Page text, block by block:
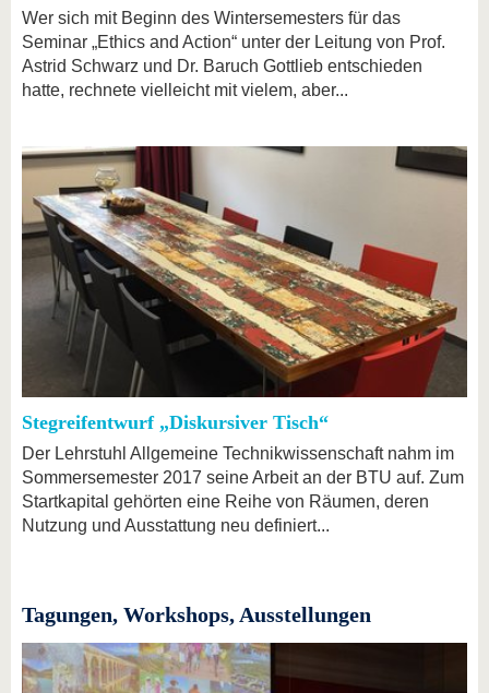
Wer sich mit Beginn des Wintersemesters für das
Seminar „Ethics and Action“ unter der Leitung von Prof.
Astrid Schwarz und Dr. Baruch Gottlieb entschieden
hatte, rechnete vielleicht mit vielem, aber...
Stegreifentwurf „Diskursiver Tisch“
Der Lehrstuhl Allgemeine Technikwissenschaft nahm im
Sommersemester 2017 seine Arbeit an der BTU auf. Zum
Startkapital gehörten eine Reihe von Räumen, deren
Nutzung und Ausstattung neu definiert...
Tagungen, Workshops, Ausstellungen